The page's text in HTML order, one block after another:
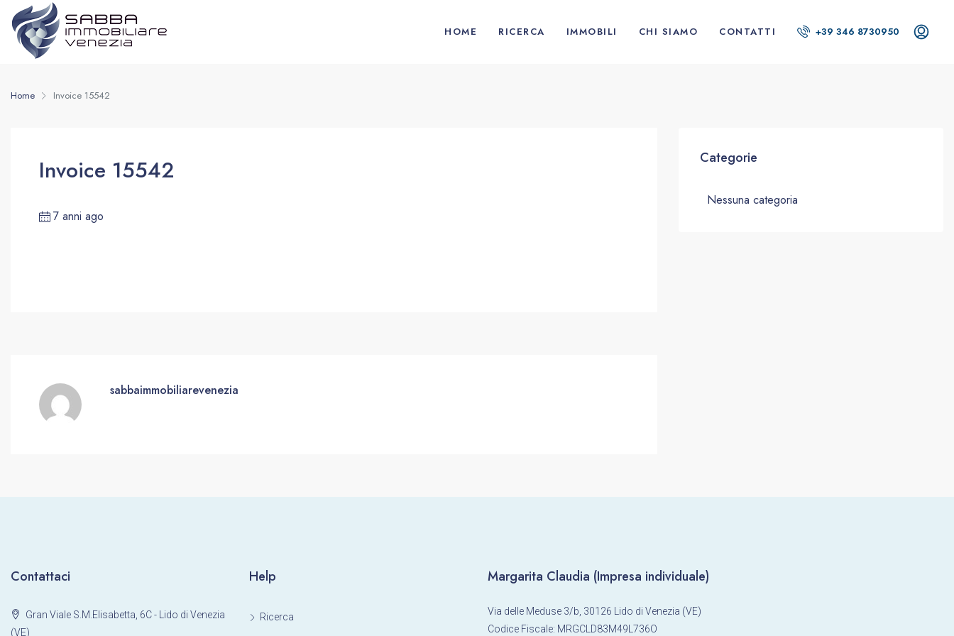
HOME RICERCA IMMOBILI CHI SIAMO CONTATTI +39 346 8730950
Home Invoice 15542
Invoice 15542
7 anni ago
sabbaimmobiliarevenezia
Categorie
Nessuna categoria
Contattaci
Gran Viale S.M.Elisabetta, 6C - Lido di Venezia
(VE)
Help
Ricerca
Margarita Claudia (Impresa individuale)
Via delle Meduse 3/b, 30126 Lido di Venezia (VE)
Codice Fiscale: MRGCLD83M49L736O